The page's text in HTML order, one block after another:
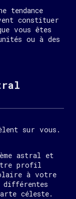
tendance
constituer
vous êtes
ou à des
sur vous.
astral et
profil
à votre
différentes
céleste.